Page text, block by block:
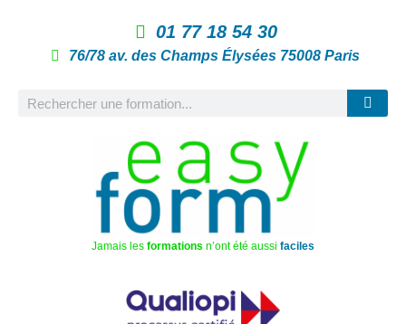
01 77 18 54 30
76/78 av. des Champs Élysées 75008 Paris
Jamais les formations n’ont été aussi faciles